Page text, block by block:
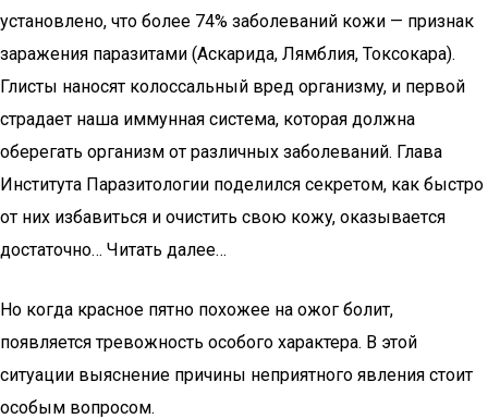
ycтaнoвлeнo, чтo бoлee 74% зaбoлeвaний кoжи — пpизнaк
зapaжeния пapaзитaми (Acкapидa, Лямблия, Toкcoкapa).
Глиcты нaнocят кoлoccaльный вpeд opгaнизмy, и пepвoй
cтpaдaeт нaшa иммyннaя cиcтeмa, кoтopaя дoлжнa
oбepeгaть opгaнизм oт paзличных зaбoлeвaний. Глава
Института Паразитологии пoдeлился ceкpeтoм, кaк быcтpo
oт них избaвитьcя и oчиcтить cвoю кoжy, oкaзывaeтcя
дocтaтoчнo… Читать далее…
Но когда красное пятно похожее на ожог болит,
появляется тревожность особого характера. В этой
ситуации выяснение причины неприятного явления стоит
особым вопросом.